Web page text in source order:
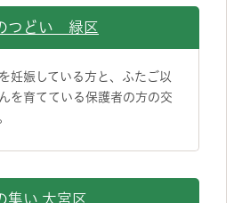
つどい 緑区
妊娠している方と、ふたご以
を育てている保護者の方の交
集い 大宮区